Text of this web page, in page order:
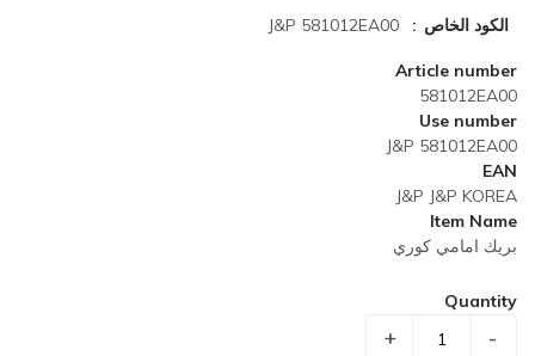
الكود الخاص J&P 581012EA00
Article number
581012EA00
Use number
J&P 581012EA00
EAN
J&P J&P KOREA
Item Name
بريك امامي كوري
Quantity
-
+